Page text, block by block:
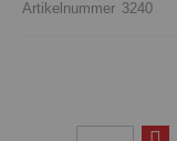
Artikelnummer 3240